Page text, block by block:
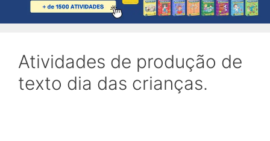
Atividades de produção de
texto dia das crianças.